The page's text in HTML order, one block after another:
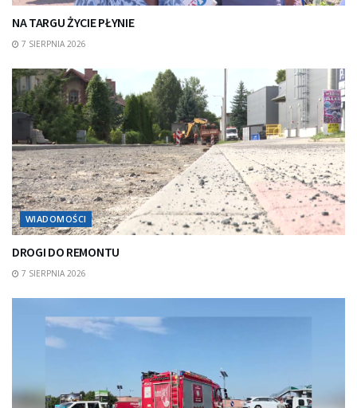
NA TARGU ŻYCIE PŁYNIE
7 SIERPNIA 2026
WIADOMOŚCI
DROGI DO REMONTU
7 SIERPNIA 2026